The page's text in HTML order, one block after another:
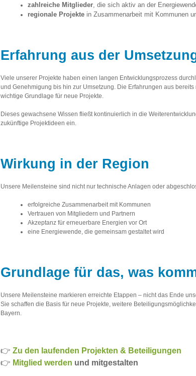
zahlreiche Mitglieder, die sich aktiv an der
regionale Projekte in Zusammenarbeit mit Kommunen
Erfahrung aus der
Viele unserer Projekte haben einen langen Entwicklungsprozess
und Genehmigung bis hin zur Umsetzung. Die Erfahrungen aus
wichtige Grundlage für neue Projekte.
Dieses gewachsene Wissen fließt kontinuierlich in die
zukünftige Projektideen ein.
Wirkung in der Region
Unsere Meilensteine sind nicht nur technische Anlagen oder
erfolgreiche Zusammenarbeit mit Kommunen
Vertrauen von Mitgliedern und Partnern
Akzeptanz für erneuerbare Energien vor Ort
eine Energiewende, die gemeinsam gestaltet wird
Grundlage für das, was
Unsere Meilensteine markieren erreichte Etappen – nicht das Ende
Sie schaffen die Basis für neue Projekte, weitere
Bayern.
👉 Zu den laufenden Projekten & Beteiligungen
👉 Mitglied werden und mitgestalten